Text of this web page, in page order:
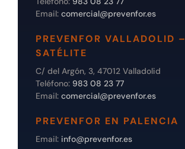
Email: comercial@prevenfor.es
PREVENFOR VALLADOLID –
SATÉLITE
C/ del Argón, 3, 47012 Valladolid
Teléfono: 983 08 23 77
Email: comercial@prevenfor.es
PREVENFOR EN PALENCIA
Email: info@prevenfor.es